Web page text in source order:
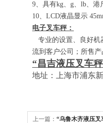
9、具有kg、 g、 lb、港
10、 LCD液晶显示
电子叉车秤：
专业的设置、良好机
流到客户公司；所售
“昌吉液压叉车
地址：上海市浦东
上一篇： “乌鲁木齐液压叉